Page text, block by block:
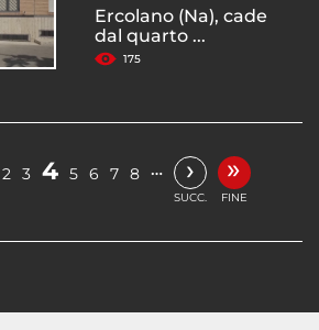
Ercolano (Na), cade
dal quarto ...
175
2 3 4 5 6 7 8 … ›
SUCC.
»
FINE